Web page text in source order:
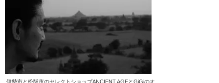
伊勢市と松阪市のセレクトショップANCIENT AGEとGiGiのオ